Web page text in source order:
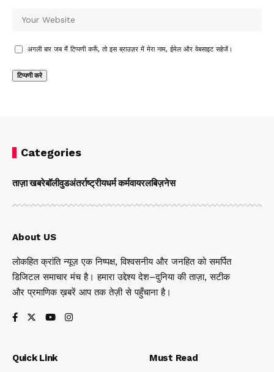
अगली बार जब मैं टिप्पणी करूँ, तो इस ब्राउज़र में मेरा नाम, ईमेल और वेबसाइट सहेजें।
Categories
ताज़ा खबरेबॉलीवुडअंतर्राष्ट्रीयधर्म कर्मवायरलबिज़नेस
About US
लोकहित क्रांति न्यूज़ एक निष्पक्ष, विश्वसनीय और जनहित को समर्पित
डिजिटल समाचार मंच है। हमारा उद्देश्य देश–दुनिया की ताज़ा, सटीक
और प्रमाणिक ख़बरें आप तक तेज़ी से पहुँचाना है।
Quick Link Must Read